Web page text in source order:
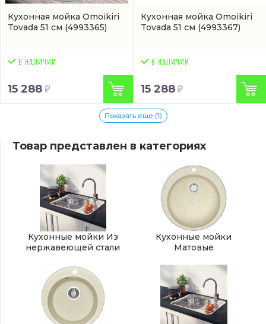
Кухонная мойка Omoikiri
Tovada 51 см (4993365)
15 288
Кухонная мойка Omoikiri
Tovada 51 см (4993367)
15 288
Показать еще (1)
Товар представлен в категориях
Кухонные мойки Из
нержавеющей стали
Кухонные мойки
Матовые